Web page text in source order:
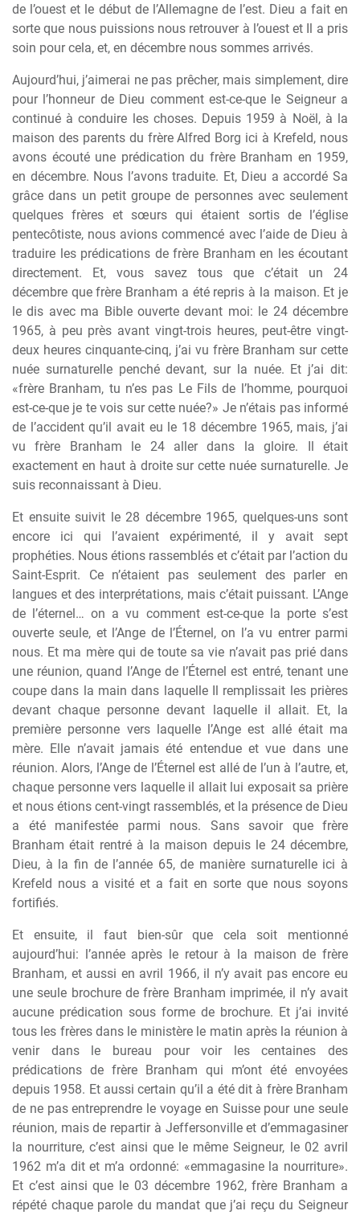
de l’ouest et le début de l’Allemagne de l’est. Dieu a fait en
sorte que nous puissions nous retrouver à l’ouest et Il a pris
soin pour cela, et, en décembre nous sommes arrivés.
Aujourd’hui, j’aimerai ne pas prêcher, mais simplement, dire
pour l’honneur de Dieu comment est-ce-que le Seigneur a
continué à conduire les choses. Depuis 1959 à Noël, à la
maison des parents du frère Alfred Borg ici à Krefeld, nous
avons écouté une prédication du frère Branham en 1959,
en décembre. Nous l’avons traduite. Et, Dieu a accordé Sa
grâce dans un petit groupe de personnes avec seulement
quelques frères et sœurs qui étaient sortis de l’église
pentecôtiste, nous avions commencé avec l’aide de Dieu à
traduire les prédications de frère Branham en les écoutant
directement. Et, vous savez tous que c’était un 24
décembre que frère Branham a été repris à la maison. Et je
le dis avec ma Bible ouverte devant moi: le 24 décembre
1965, à peu près avant vingt-trois heures, peut-être vingt-
deux heures cinquante-cinq, j’ai vu frère Branham sur cette
nuée surnaturelle penché devant, sur la nuée. Et j’ai dit:
«frère Branham, tu n’es pas Le Fils de l’homme, pourquoi
est-ce-que je te vois sur cette nuée?» Je n’étais pas informé
de l’accident qu’il avait eu le 18 décembre 1965, mais, j’ai
vu frère Branham le 24 aller dans la gloire. Il était
exactement en haut à droite sur cette nuée surnaturelle. Je
suis reconnaissant à Dieu.
Et ensuite suivit le 28 décembre 1965, quelques-uns sont
encore ici qui l’avaient expérimenté, il y avait sept
prophéties. Nous étions rassemblés et c’était par l’action du
Saint-Esprit. Ce n’étaient pas seulement des parler en
langues et des interprétations, mais c’était puissant. L’Ange
de l’éternel… on a vu comment est-ce-que la porte s’est
ouverte seule, et l’Ange de l’Éternel, on l’a vu entrer parmi
nous. Et ma mère qui de toute sa vie n’avait pas prié dans
une réunion, quand l’Ange de l’Éternel est entré, tenant une
coupe dans la main dans laquelle Il remplissait les prières
devant chaque personne devant laquelle il allait. Et, la
première personne vers laquelle l’Ange est allé était ma
mère. Elle n’avait jamais été entendue et vue dans une
réunion. Alors, l’Ange de l’Éternel est allé de l’un à l’autre, et,
chaque personne vers laquelle il allait lui exposait sa prière
et nous étions cent-vingt rassemblés, et la présence de Dieu
a été manifestée parmi nous. Sans savoir que frère
Branham était rentré à la maison depuis le 24 décembre,
Dieu, à la fin de l’année 65, de manière surnaturelle ici à
Krefeld nous a visité et a fait en sorte que nous soyons
fortifiés.
Et ensuite, il faut bien-sûr que cela soit mentionné
aujourd’hui: l’année après le retour à la maison de frère
Branham, et aussi en avril 1966, il n’y avait pas encore eu
une seule brochure de frère Branham imprimée, il n’y avait
aucune prédication sous forme de brochure. Et j’ai invité
tous les frères dans le ministère le matin après la réunion à
venir dans le bureau pour voir les centaines des
prédications de frère Branham qui m’ont été envoyées
depuis 1958. Et aussi certain qu’il a été dit à frère Branham
de ne pas entreprendre le voyage en Suisse pour une seule
réunion, mais de repartir à Jeffersonville et d’emmagasiner
la nourriture, c’est ainsi que le même Seigneur, le 02 avril
1962 m’a dit et m’a ordonné: «emmagasine la nourriture».
Et c’est ainsi que le 03 décembre 1962, frère Branham a
répété chaque parole du mandat que j’ai reçu du Seigneur